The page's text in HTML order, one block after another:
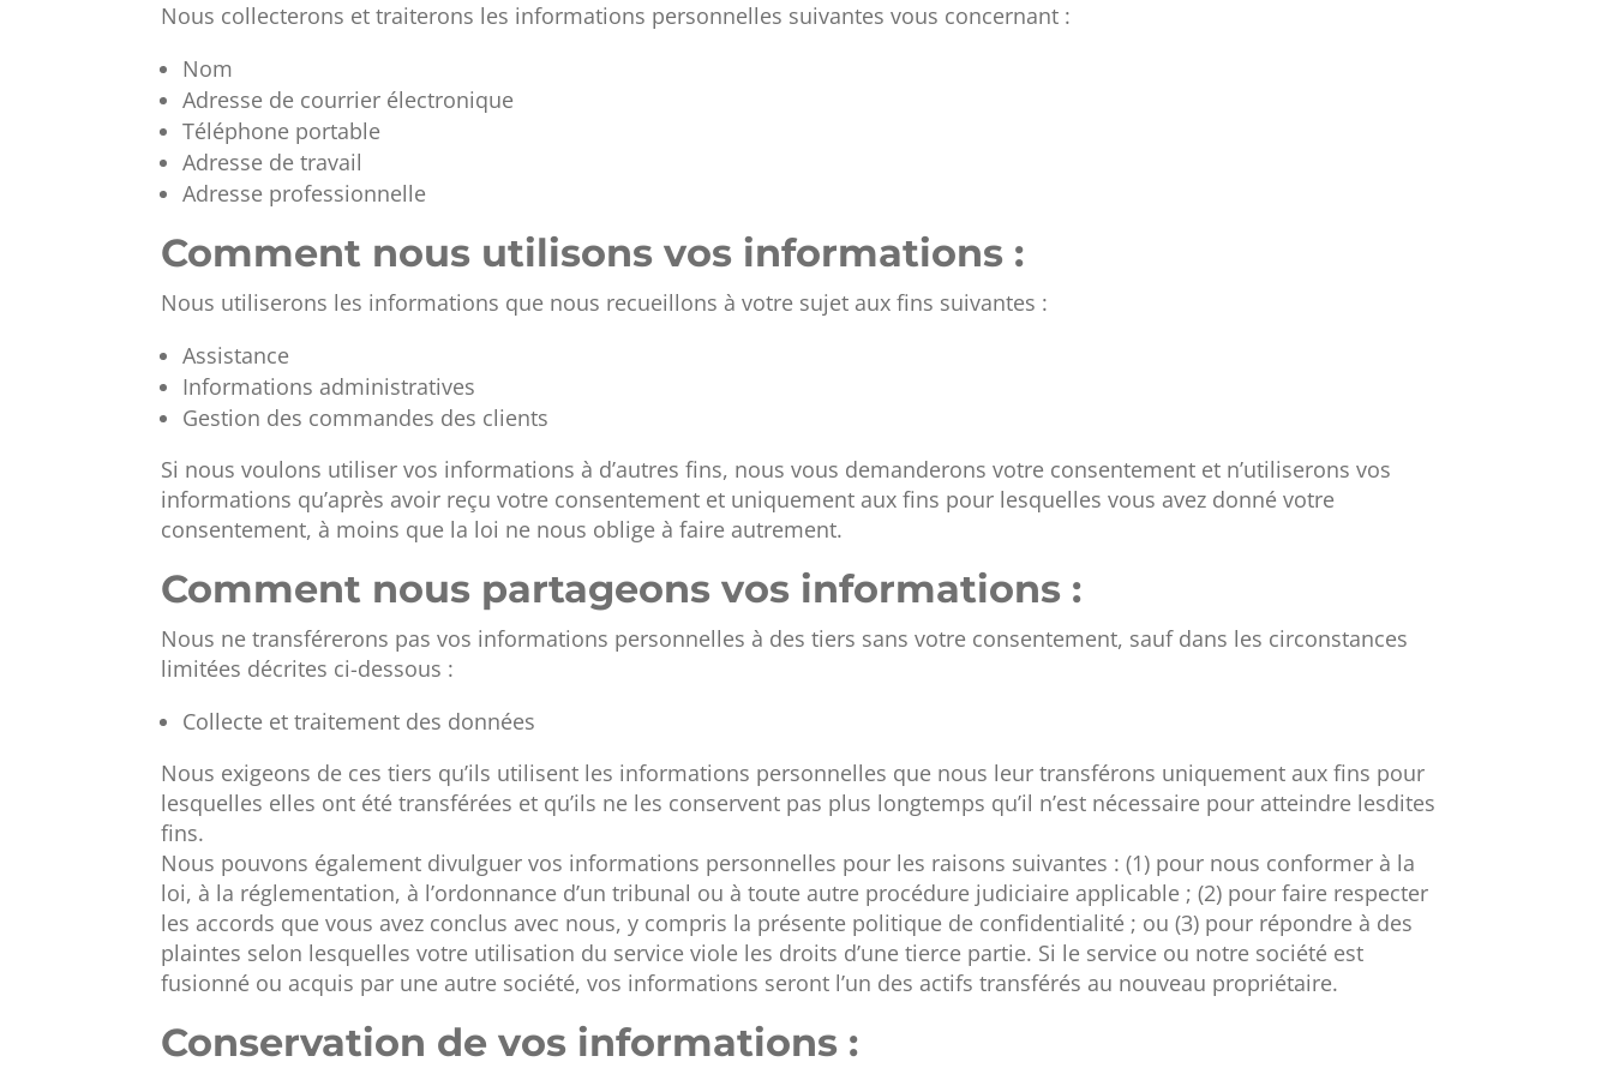
Nous collecterons et traiterons les informations personnelles suivantes vous concernant :
Nom
Adresse de courrier électronique
Téléphone portable
Adresse de travail
Adresse professionnelle
Comment nous utilisons vos informations :
Nous utiliserons les informations que nous recueillons à votre sujet aux fins suivantes :
Assistance
Informations administratives
Gestion des commandes des clients
Si nous voulons utiliser vos informations à d’autres fins, nous vous demanderons votre consentement et n’utiliserons vos
informations qu’après avoir reçu votre consentement et uniquement aux fins pour lesquelles vous avez donné votre
consentement, à moins que la loi ne nous oblige à faire autrement.
Comment nous partageons vos informations :
Nous ne transférerons pas vos informations personnelles à des tiers sans votre consentement, sauf dans les circonstances
limitées décrites ci-dessous :
Collecte et traitement des données
Nous exigeons de ces tiers qu’ils utilisent les informations personnelles que nous leur transférons uniquement aux fins pour
lesquelles elles ont été transférées et qu’ils ne les conservent pas plus longtemps qu’il n’est nécessaire pour atteindre lesdites
fins.
Nous pouvons également divulguer vos informations personnelles pour les raisons suivantes : (1) pour nous conformer à la
loi, à la réglementation, à l’ordonnance d’un tribunal ou à toute autre procédure judiciaire applicable ; (2) pour faire respecter
les accords que vous avez conclus avec nous, y compris la présente politique de confidentialité ; ou (3) pour répondre à des
plaintes selon lesquelles votre utilisation du service viole les droits d’une tierce partie. Si le service ou notre société est
fusionné ou acquis par une autre société, vos informations seront l’un des actifs transférés au nouveau propriétaire.
Conservation de vos informations :